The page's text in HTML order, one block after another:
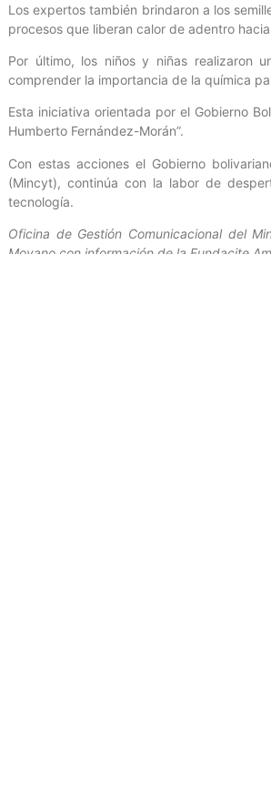
Los expertos también brindaron a los
procesos que liberan calor de adentro
Por último, los niños y niñas realizaron
comprender la importancia de la química
Esta iniciativa orientada por el Gobierno
Humberto Fernández-Morán”.
Con estas acciones el Gobierno
(Mincyt), continúa con la labor de
tecnología.
Oficina de Gestión Comunicacional del
Moyano con información de la Fundacite